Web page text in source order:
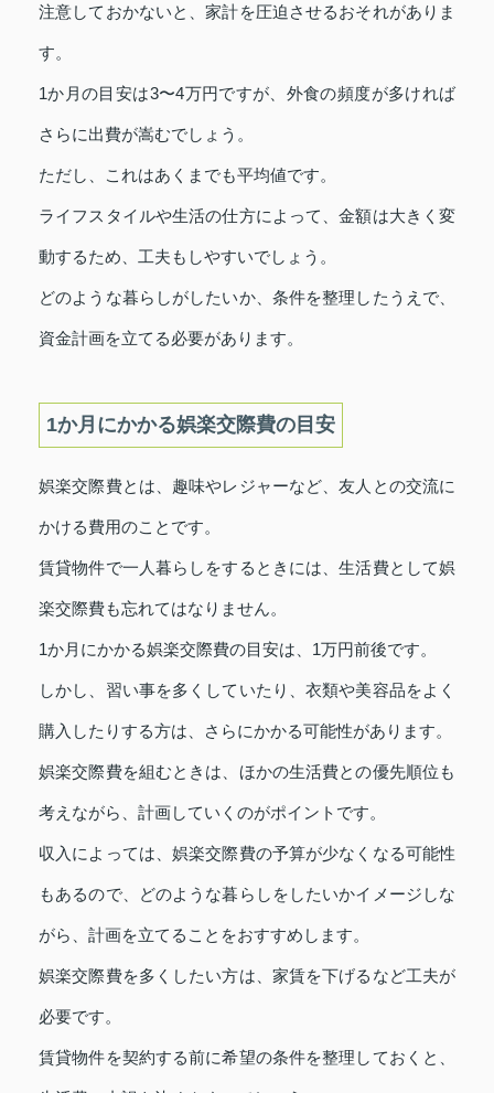
注意しておかないと、家計を圧迫させるおそれがありま
す。
1か月の目安は3〜4万円ですが、外食の頻度が多ければ
さらに出費が嵩むでしょう。
ただし、これはあくまでも平均値です。
ライフスタイルや生活の仕方によって、金額は大きく変
動するため、工夫もしやすいでしょう。
どのような暮らしがしたいか、条件を整理したうえで、
資金計画を立てる必要があります。
1か月にかかる娯楽交際費の目安
娯楽交際費とは、趣味やレジャーなど、友人との交流に
かける費用のことです。
賃貸物件で一人暮らしをするときには、生活費として娯
楽交際費も忘れてはなりません。
1か月にかかる娯楽交際費の目安は、1万円前後です。
しかし、習い事を多くしていたり、衣類や美容品をよく
購入したりする方は、さらにかかる可能性があります。
娯楽交際費を組むときは、ほかの生活費との優先順位も
考えながら、計画していくのがポイントです。
収入によっては、娯楽交際費の予算が少なくなる可能性
もあるので、どのような暮らしをしたいかイメージしな
がら、計画を立てることをおすすめします。
娯楽交際費を多くしたい方は、家賃を下げるなど工夫が
必要です。
賃貸物件を契約する前に希望の条件を整理しておくと、